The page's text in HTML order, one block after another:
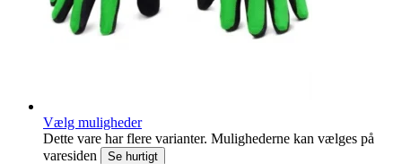
Vælg muligheder
Dette vare har flere varianter. Mulighederne kan vælges på
varesiden
Se hurtigt